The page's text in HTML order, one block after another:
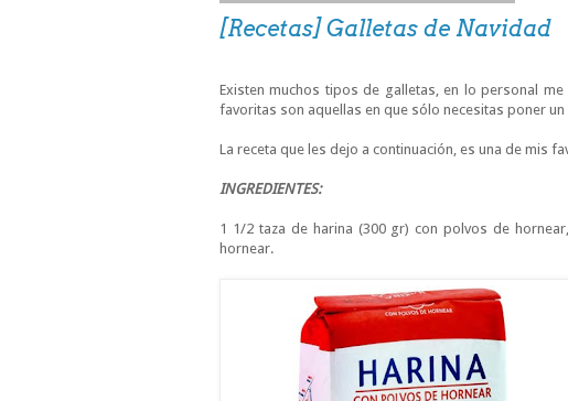
[Recetas] Galletas de Navidad
Existen muchos tipos de galletas, en lo personal
favoritas son aquellas en que sólo necesitas poner
La receta que les dejo a continuación, es una de mis
INGREDIENTES:
1 1/2 taza de harina (300 gr) con polvos de
hornear.